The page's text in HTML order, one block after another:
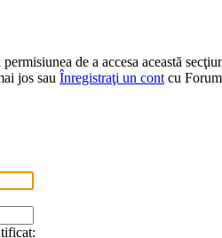
de a accesa această
jos sau Înregistraţi un cont cu